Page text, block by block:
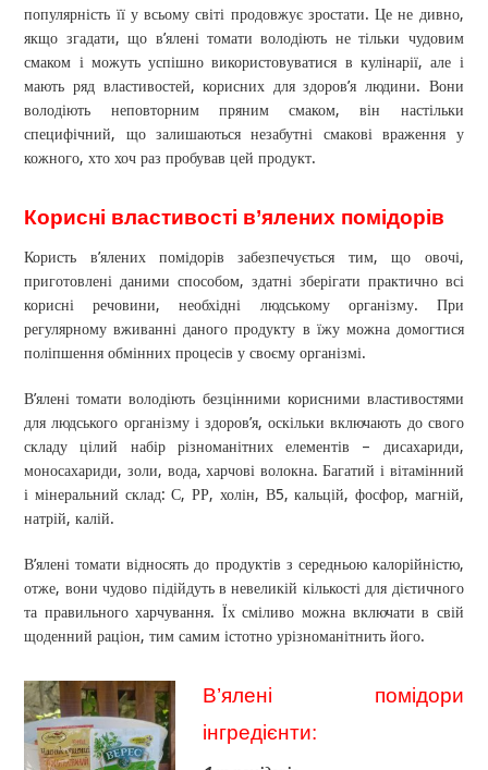
популярність її у всьому світі продовжує зростати. Це не дивно,
якщо згадати, що в’ялені томати володіють не тільки чудовим
смаком і можуть успішно використовуватися в кулінарії, але і
мають ряд властивостей, корисних для здоров’я людини. Вони
володіють неповторним пряним смаком, він настільки
специфічний, що залишаються незабутні смакові враження у
кожного, хто хоч раз пробував цей продукт.
Корисні властивості в’ялених помідорів
Користь в’ялених помідорів забезпечується тим, що овочі,
приготовлені даними способом, здатні зберігати практично всі
корисні речовини, необхідні людському організму. При
регулярному вживанні даного продукту в їжу можна домогтися
поліпшення обмінних процесів у своєму організмі.
В’ялені томати володіють безцінними корисними властивостями
для людського організму і здоров’я, оскільки включають до свого
складу цілий набір різноманітних елементів – дисахариди,
моносахариди, золи, вода, харчові волокна. Багатий і вітамінний
і мінеральний склад: С, РР, холін, В5, кальцій, фосфор, магній,
натрій, калій.
В’ялені томати відносять до продуктів з середньою калорійністю,
отже, вони чудово підійдуть в невеликій кількості для дієтичного
та правильного харчування. Їх сміливо можна включати в свій
щоденний раціон, тим самим істотно урізноманітнить його.
В’ялені помідори
інгредієнти: